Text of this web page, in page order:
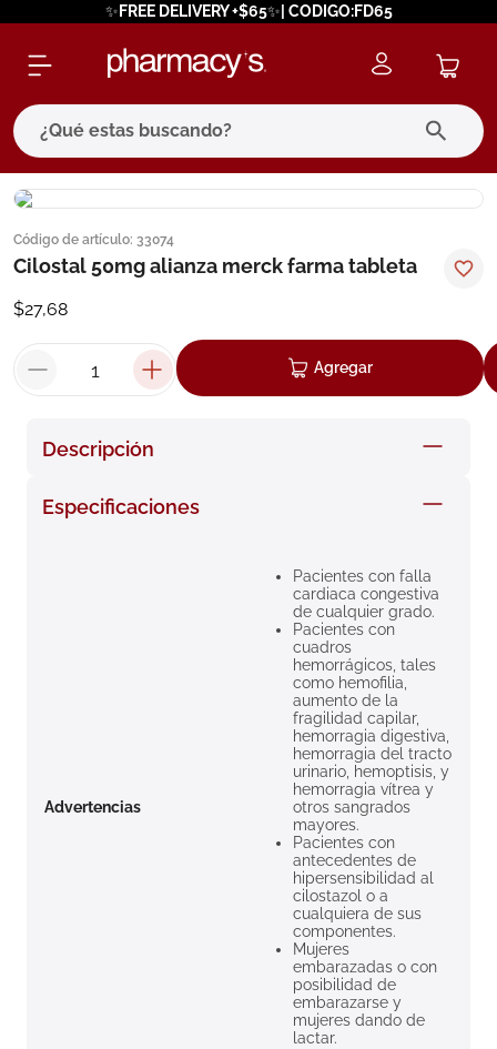
✨FREE DELIVERY +$65✨| CODIGO:FD65
¿Qué estas buscando?
Código de artículo: 33074
Cilostal 50mg alianza merck farma tableta
$27,68
Agregar
Descripción
Especificaciones
Advertencias
Pacientes con falla
cardiaca congestiva
de cualquier grado.
Pacientes con
cuadros
hemorrágicos, tales
como hemofilia,
aumento de la
fragilidad capilar,
hemorragia digestiva,
hemorragia del tracto
urinario, hemoptisis, y
hemorragia vítrea y
otros sangrados
mayores.
Pacientes con
antecedentes de
hipersensibilidad al
cilostazol o a
cualquiera de sus
componentes.
Mujeres
embarazadas o con
posibilidad de
embarazarse y
mujeres dando de
lactar.
términos más buscados
1. eucerin
pilexil
5. cerave
6 degraler
8. roche posay